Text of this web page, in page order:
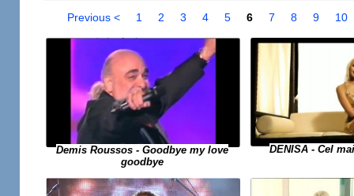
Previous < 1 2 3 4 5 6 7 8 9 10
Demis Roussos - Goodbye my love
goodbye
DENISA - Cel